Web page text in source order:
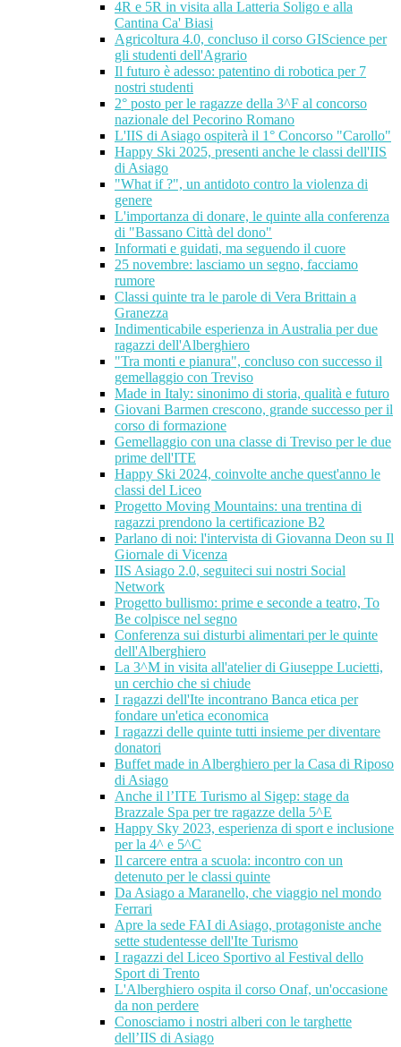
4R e 5R in visita alla Latteria Soligo e alla
Cantina Ca' Biasi
Agricoltura 4.0, concluso il corso GIScience per
gli studenti dell'Agrario
Il futuro è adesso: patentino di robotica per 7
nostri studenti
2° posto per le ragazze della 3^F al concorso
nazionale del Pecorino Romano
L'IIS di Asiago ospiterà il 1° Concorso "Carollo"
Happy Ski 2025, presenti anche le classi dell'IIS
di Asiago
"What if ?", un antidoto contro la violenza di
genere
L'importanza di donare, le quinte alla conferenza
di "Bassano Città del dono"
Informati e guidati, ma seguendo il cuore
25 novembre: lasciamo un segno, facciamo
rumore
Classi quinte tra le parole di Vera Brittain a
Granezza
Indimenticabile esperienza in Australia per due
ragazzi dell'Alberghiero
"Tra monti e pianura", concluso con successo il
gemellaggio con Treviso
Made in Italy: sinonimo di storia, qualità e futuro
Giovani Barmen crescono, grande successo per il
corso di formazione
Gemellaggio con una classe di Treviso per le due
prime dell'ITE
Happy Ski 2024, coinvolte anche quest'anno le
classi del Liceo
Progetto Moving Mountains: una trentina di
ragazzi prendono la certificazione B2
Parlano di noi: l'intervista di Giovanna Deon su Il
Giornale di Vicenza
IIS Asiago 2.0, seguiteci sui nostri Social
Network
Progetto bullismo: prime e seconde a teatro, To
Be colpisce nel segno
Conferenza sui disturbi alimentari per le quinte
dell'Alberghiero
La 3^M in visita all'atelier di Giuseppe Lucietti,
un cerchio che si chiude
I ragazzi dell'Ite incontrano Banca etica per
fondare un'etica economica
I ragazzi delle quinte tutti insieme per diventare
donatori
Buffet made in Alberghiero per la Casa di Riposo
di Asiago
Anche il l’ITE Turismo al Sigep: stage da
Brazzale Spa per tre ragazze della 5^E
Happy Sky 2023, esperienza di sport e inclusione
per la 4^ e 5^C
Il carcere entra a scuola: incontro con un
detenuto per le classi quinte
Da Asiago a Maranello, che viaggio nel mondo
Ferrari
Apre la sede FAI di Asiago, protagoniste anche
sette studentesse dell'Ite Turismo
I ragazzi del Liceo Sportivo al Festival dello
Sport di Trento
L'Alberghiero ospita il corso Onaf, un'occasione
da non perdere
Conosciamo i nostri alberi con le targhette
dell’IIS di Asiago